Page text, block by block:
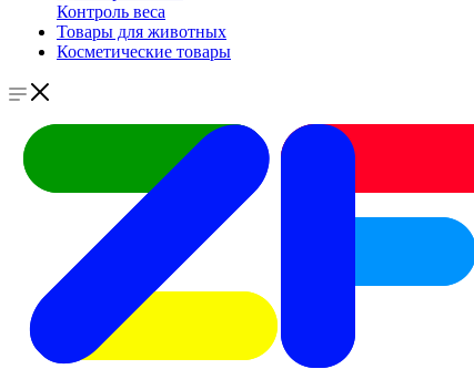
Контроль веса
Товары для животных
Косметические товары